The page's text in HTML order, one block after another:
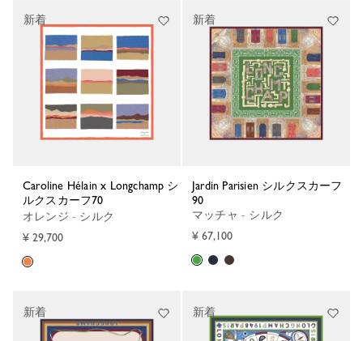
Caroline Hélain x Longchamp シ
ルクスカーフ70
オレンジ - シルク
¥ 29,700
新着
Jardin Parisien シルクスカーフ
90
マッチャ - シルク
¥ 67,100
新着
新着 新着